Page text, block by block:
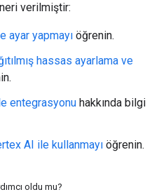
verilmiştir:
ayar yapmayı öğrenin.
hassas ayarlama ve
entegrasyonu hakkında bilgi
AI ile kullanmayı öğrenin.
oldu mu?